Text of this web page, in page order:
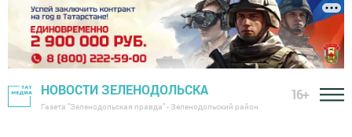
НОВОСТИ ЗЕЛЕНОДОЛЬСКА
Газета "Зеленодольская правда" - Зеленодольский район
16+